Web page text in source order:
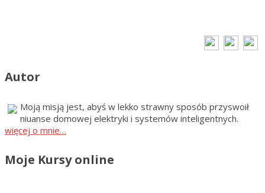
Autor
Moją misją jest, abyś w lekko strawny sposób przyswoił
niuanse domowej elektryki i systemów inteligentnych.
więcej o mnie…
Moje Kursy online